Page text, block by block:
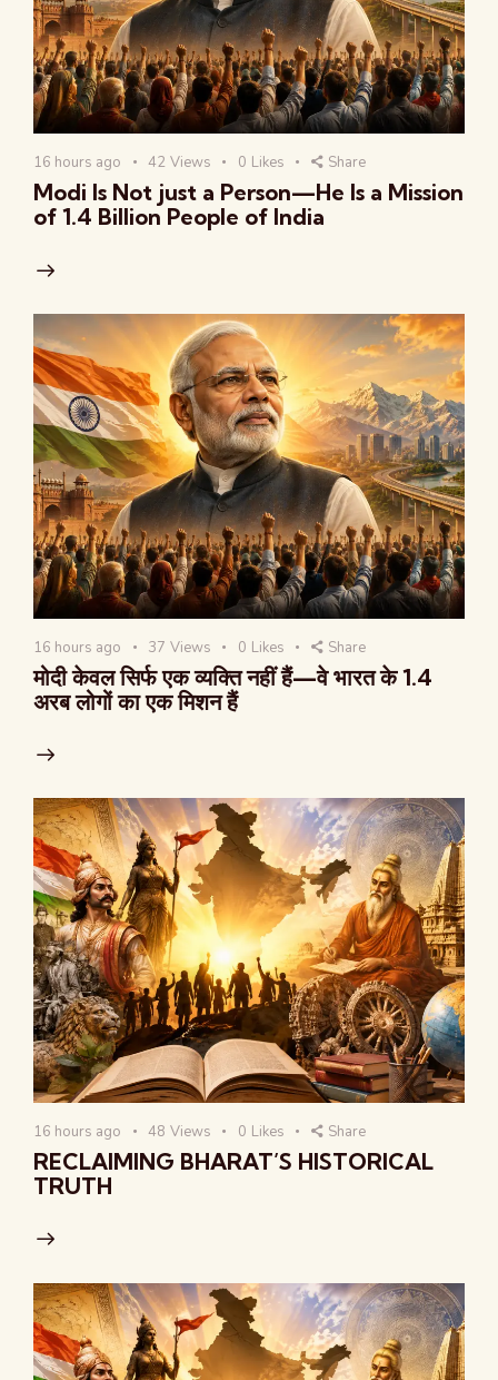
16 hours ago 42 Views 0 Likes Share
Modi Is Not just a Person—He Is a Mission
of 1.4 Billion People of India
16 hours ago 37 Views 0 Likes Share
मोदी केवल सिर्फ एक व्यक्ति नहीं हैं—वे भारत के 1.4
अरब लोगों का एक मिशन हैं
16 hours ago 48 Views 0 Likes Share
RECLAIMING BHARAT’S HISTORICAL
TRUTH